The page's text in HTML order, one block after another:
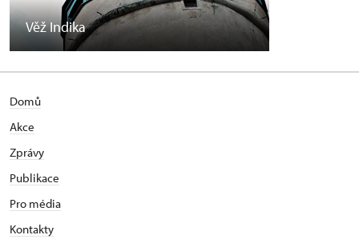
Věž Indika
Domů
Akce
Zprávy
Publikace
Pro média
Kontakty